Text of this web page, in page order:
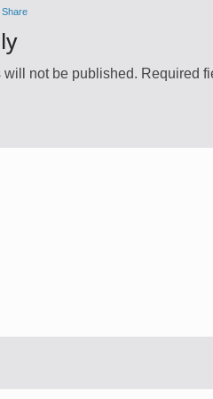
Share
not be published. Required